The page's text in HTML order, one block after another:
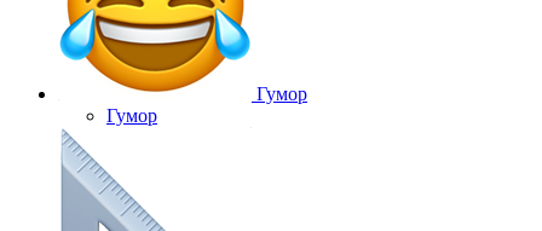
Гумор
Гумор